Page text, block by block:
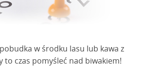
w środku lasu lub kawa z
to czas pomyśleć nad biwakiem!